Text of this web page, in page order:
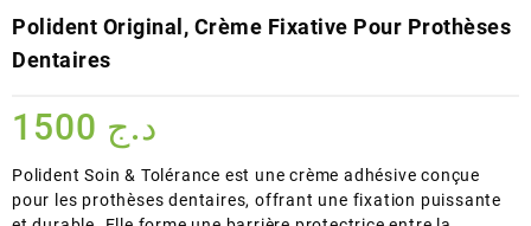
Polident Original, Crème Fixative Pour Prothèses
Dentaires
د.ج
Polident Soin & Tolérance est une crème adhésive conçue
pour les prothèses dentaires, offrant une fixation puissante